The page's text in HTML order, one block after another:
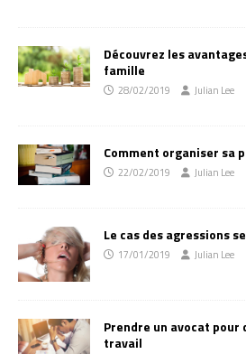
Découvrez les
famille
28/02/2019 Julian Lee
Comment organiser sa
22/02/2019 Julian Lee
Le cas des agressions
17/01/2019 Julian Lee
Prendre un avocat
travail